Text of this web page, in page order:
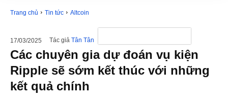
Trang chủ Tin tức Altcoin
17/03/2025 Tác giả Tân Tân
Các chuyên gia dự đoán vụ kiện
Ripple sẽ sớm kết thúc với những
kết quả chính